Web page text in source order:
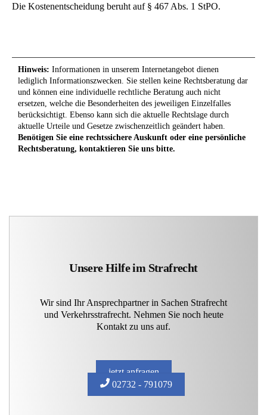
Die Kostenentscheidung beruht auf § 467 Abs. 1 StPO.
Hinweis: Informationen in unserem Internetangebot dienen
lediglich Informationszwecken. Sie stellen keine Rechtsberatung dar
und können eine individuelle rechtliche Beratung auch nicht
ersetzen, welche die Besonderheiten des jeweiligen Einzelfalles
berücksichtigt. Ebenso kann sich die aktuelle Rechtslage durch
aktuelle Urteile und Gesetze zwischenzeitlich geändert haben.
Benötigen Sie eine rechtssichere Auskunft oder eine persönliche
Rechtsberatung, kontaktieren Sie uns bitte.
Unsere Hilfe im Strafrecht
Wir sind Ihr Ansprechpartner in Sachen Strafrecht
und Verkehrsstrafrecht. Nehmen Sie noch heute
Kontakt zu uns auf.
jetzt anfragen
02732 - 791079